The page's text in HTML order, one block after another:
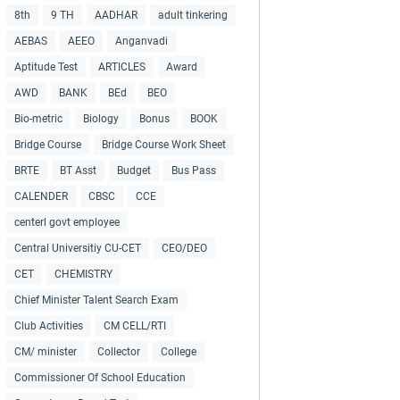
8th 9 TH AADHAR adult tinkering
AEBAS AEEO Anganvadi
Aptitude Test ARTICLES Award
AWD BANK BEd BEO
Bio-metric Biology Bonus BOOK
Bridge Course Bridge Course Work Sheet
BRTE BT Asst Budget Bus Pass
CALENDER CBSC CCE
centerl govt employee
Central Universitiy CU-CET CEO/DEO
CET CHEMISTRY
Chief Minister Talent Search Exam
Club Activities CM CELL/RTI
CM/ minister Collector College
Commissioner Of School Education